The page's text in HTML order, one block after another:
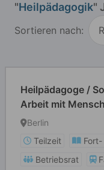
"Heilpädagogik"
Sortieren nach:
Heilpädagoge /
Arbeit mit
Beeinträchtigung
Berlin
Teilzeit
Betriebsrat